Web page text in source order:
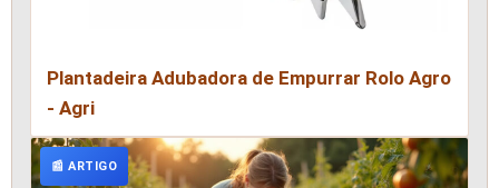
Plantadeira Adubadora de Empurrar Rolo Agro
- Agri
📰 ARTIGO